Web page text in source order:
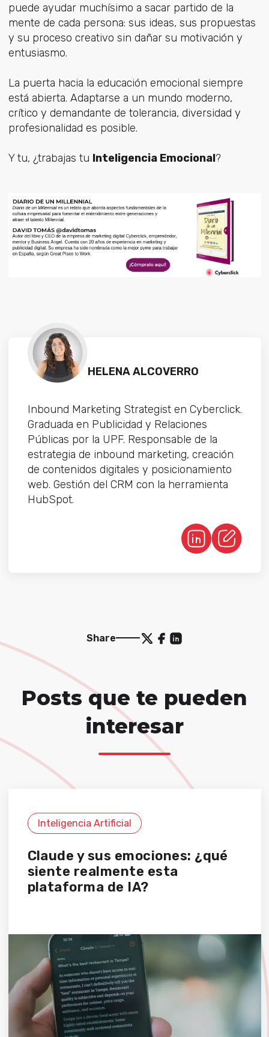
puede ayudar muchísimo a sacar partido de la
mente de cada persona: sus ideas, sus propuestas
y su proceso creativo sin dañar su motivación y
entusiasmo.
La puerta hacia la educación emocional siempre
está abierta. Adaptarse a un mundo moderno,
crítico y demandante de tolerancia, diversidad y
profesionalidad es posible.
Y tu, ¿trabajas tu Inteligencia Emocional?
HELENA ALCOVERRO
Inbound Marketing Strategist en Cyberclick.
Graduada en Publicidad y Relaciones
Públicas por la UPF. Responsable de la
estrategia de inbound marketing, creación
de contenidos digitales y posicionamiento
web. Gestión del CRM con la herramienta
HubSpot.
Share
Posts que te pueden
interesar
Inteligencia Artificial
Claude y sus emociones: ¿qué
siente realmente esta
plataforma de IA?